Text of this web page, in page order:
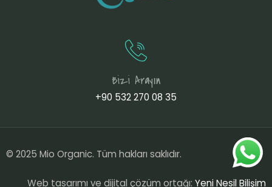
Bizi Arayın
+90 532 270 08 35
© 2025 Mio Organic. Tüm hakları saklıdır.
Web tasarımı ve dijital çözüm ortağı: Yeni Nesil Bilişim